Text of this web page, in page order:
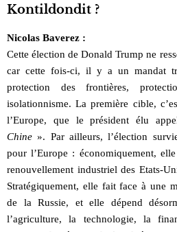
Kontildondit ?
Nicolas Baverez :
Cette élection de Donald Trump ne
car cette fois-ci, il y a un mandat
protection des frontières,
isolationnisme. La première cible,
l’Europe, que le président élu
Chine ». Par ailleurs, l’élection
pour l’Europe : économiquement,
renouvellement industriel des Etats-
Stratégiquement, elle fait face à une
de la Russie, et elle dépend
l’agriculture, la technologie, la